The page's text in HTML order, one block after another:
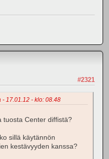
#2321
17.01.12 - klo: 08.48
tuosta Center diffistä?
sillä käytännön
kestävyyden kanssa?